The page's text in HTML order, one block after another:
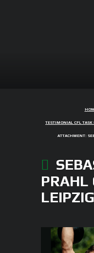
TESTIMONIAL CFL TASK
ATTACHMENT:
PRAHL
LEIPZIG